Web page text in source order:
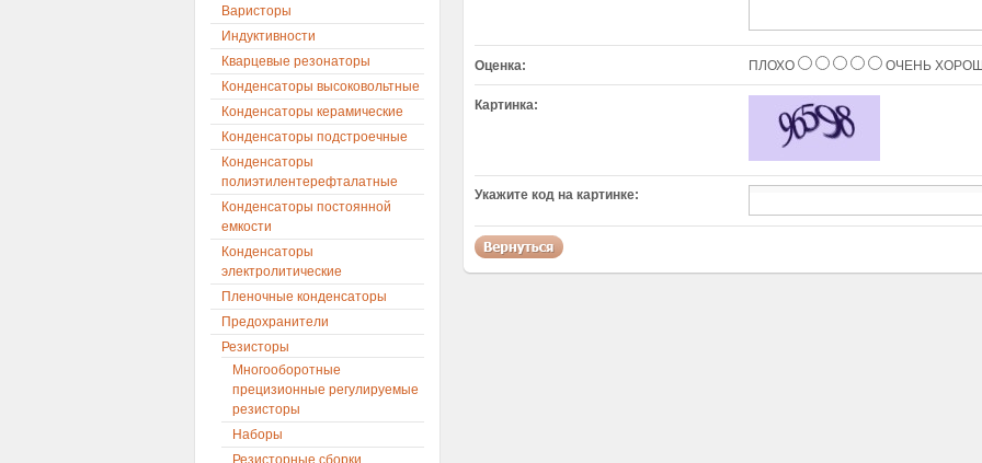
Оценка: ПЛОХО ОЧЕНЬ
Картинка:
Укажите код на картинке:
Варисторы
Индуктивности
Кварцевые резонаторы
Конденсаторы высоковольтные
Конденсаторы керамические
Конденсаторы подстроечные
Конденсаторы
полиэтилентерефталатные
Конденсаторы постоянной
емкости
Конденсаторы
электролитические
Пленочные конденсаторы
Предохранители
Резисторы
Многооборотные
прецизионные регулируемые
резисторы
Наборы
Резисторные сборки